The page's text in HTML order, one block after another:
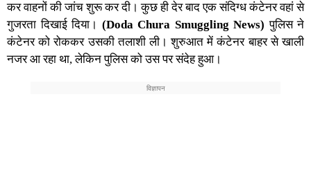
कर वाहनों की जांच शुरू कर दी। कुछ ही देर बाद एक संदिग्ध कंटेनर वहां से
गुजरता दिखाई दिया। (Doda Chura Smuggling News) पुलिस ने
कंटेनर को रोककर उसकी तलाशी ली। शुरुआत में कंटेनर बाहर से खाली
नजर आ रहा था, लेकिन पुलिस को उस पर संदेह हुआ।